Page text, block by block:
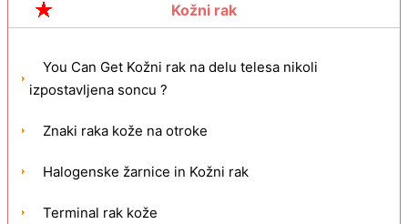
Kožni rak
You Can Get Kožni rak na delu telesa nikoli
izpostavljena soncu ?
Znaki raka kože na otroke
Halogenske žarnice in Kožni rak
Terminal rak kože